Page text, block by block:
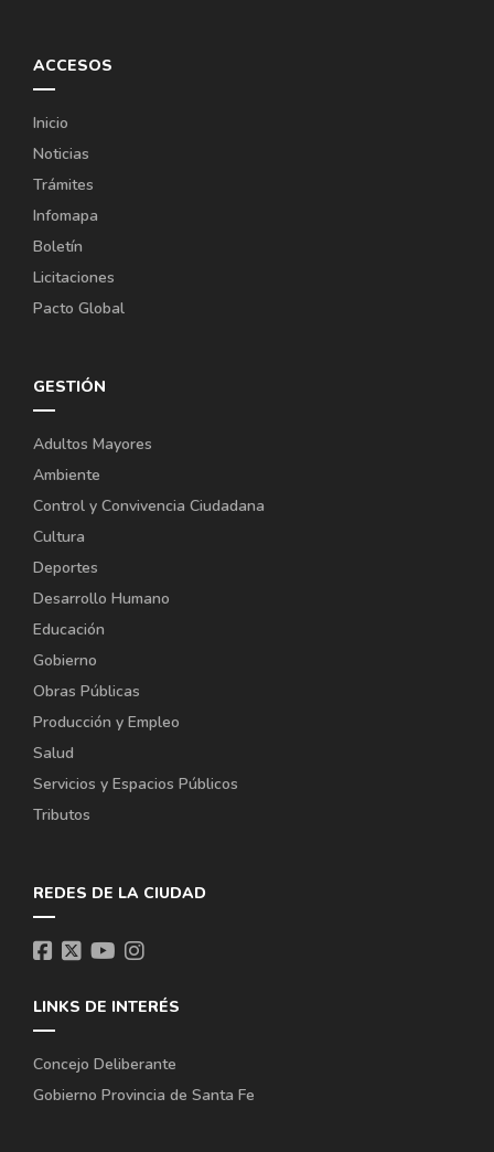
ACCESOS
Inicio
Noticias
Trámites
Infomapa
Boletín
Licitaciones
Pacto Global
GESTIÓN
Adultos Mayores
Ambiente
Control y Convivencia Ciudadana
Cultura
Deportes
Desarrollo Humano
Educación
Gobierno
Obras Públicas
Producción y Empleo
Salud
Servicios y Espacios Públicos
Tributos
REDES DE LA CIUDAD
LINKS DE INTERÉS
Concejo Deliberante
Gobierno Provincia de Santa Fe